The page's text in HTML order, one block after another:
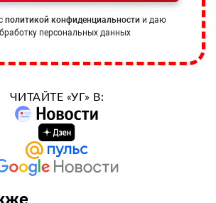
политикой конфиденциальности и даю
персональных данных
ЧИТАЙТЕ «УГ» В: